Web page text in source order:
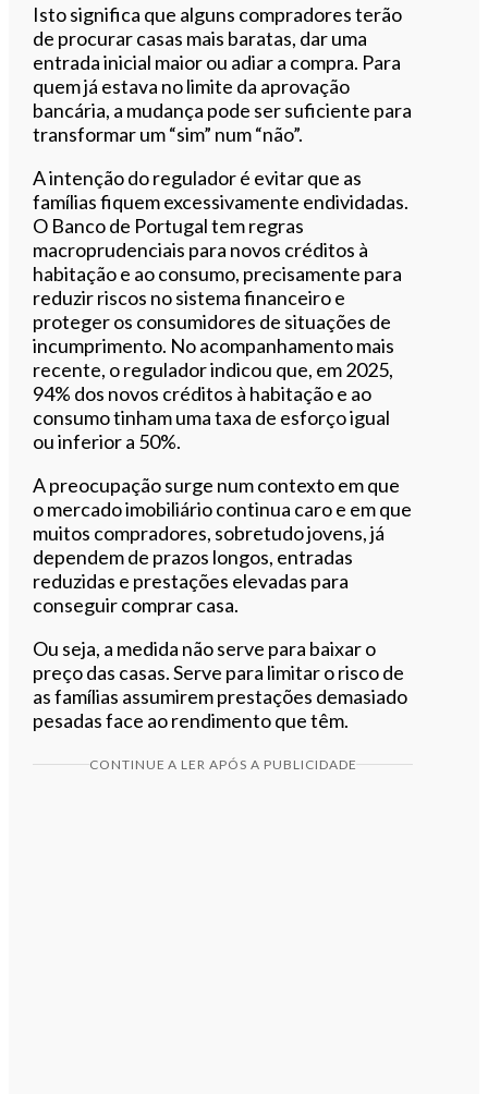
Isto significa que alguns compradores terão
de procurar casas mais baratas, dar uma
entrada inicial maior ou adiar a compra. Para
quem já estava no limite da aprovação
bancária, a mudança pode ser suficiente para
transformar um “sim” num “não”.
A intenção do regulador é evitar que as
famílias fiquem excessivamente endividadas.
O Banco de Portugal tem regras
macroprudenciais para novos créditos à
habitação e ao consumo, precisamente para
reduzir riscos no sistema financeiro e
proteger os consumidores de situações de
incumprimento. No acompanhamento mais
recente, o regulador indicou que, em 2025,
94% dos novos créditos à habitação e ao
consumo tinham uma taxa de esforço igual
ou inferior a 50%.
A preocupação surge num contexto em que
o mercado imobiliário continua caro e em que
muitos compradores, sobretudo jovens, já
dependem de prazos longos, entradas
reduzidas e prestações elevadas para
conseguir comprar casa.
Ou seja, a medida não serve para baixar o
preço das casas. Serve para limitar o risco de
as famílias assumirem prestações demasiado
pesadas face ao rendimento que têm.
CONTINUE A LER APÓS A PUBLICIDADE